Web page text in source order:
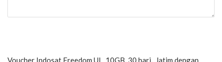
Voucher Indosat Freedom UL 10GB, 30 hari, Jatim dengan